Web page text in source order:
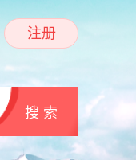
注册